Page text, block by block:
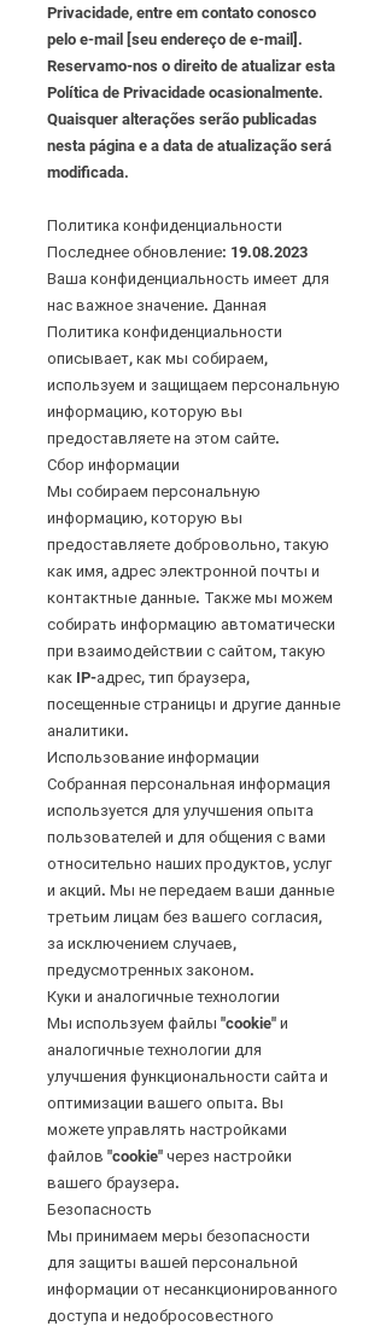
Privacidade, entre em contato conosco
pelo e-mail [seu endereço de e-mail].
Reservamo-nos o direito de atualizar esta
Política de Privacidade ocasionalmente.
Quaisquer alterações serão publicadas
nesta página e a data de atualização será
modificada.
Политика конфиденциальности
Последнее обновление: 19.08.2023
Ваша конфиденциальность имеет для
нас важное значение. Данная
Политика конфиденциальности
описывает, как мы собираем,
используем и защищаем персональную
информацию, которую вы
предоставляете на этом сайте.
Сбор информации
Мы собираем персональную
информацию, которую вы
предоставляете добровольно, такую
как имя, адрес электронной почты и
контактные данные. Также мы можем
собирать информацию автоматически
при взаимодействии с сайтом, такую
как IP-адрес, тип браузера,
посещенные страницы и другие данные
аналитики.
Использование информации
Собранная персональная информация
используется для улучшения опыта
пользователей и для общения с вами
относительно наших продуктов, услуг
и акций. Мы не передаем ваши данные
третьим лицам без вашего согласия,
за исключением случаев,
предусмотренных законом.
Куки и аналогичные технологии
Мы используем файлы "cookie" и
аналогичные технологии для
улучшения функциональности сайта и
оптимизации вашего опыта. Вы
можете управлять настройками
файлов "cookie" через настройки
вашего браузера.
Безопасность
Мы принимаем меры безопасности
для защиты вашей персональной
информации от несанкционированного
доступа и недобросовестного